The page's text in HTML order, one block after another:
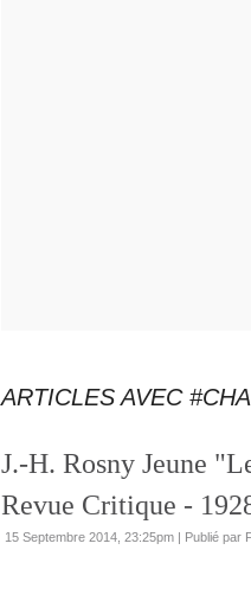
ARTICLES AVEC
J.-H. Rosny Jeune
Revue Critique -
15 Septembre 2014, 23:25pm | Publié par